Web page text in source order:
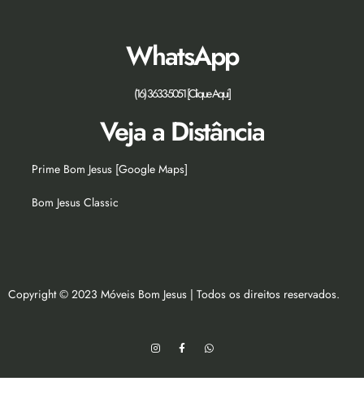
WhatsApp
(16) 3633-5051 [Clique Aqui]
Veja a Distância
Prime Bom Jesus [Google Maps]
Bom Jesus Classic
Copyright © 2023 Móveis Bom Jesus | Todos os direitos reservados.
I
n
a
F
a
b
W
h
s